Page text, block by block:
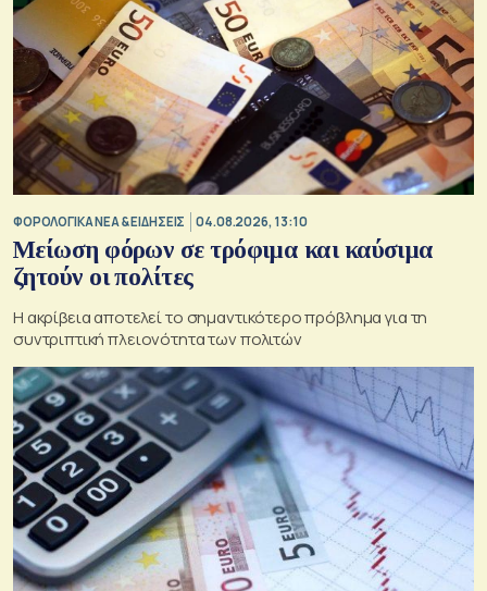
ΦΟΡΟΛΟΓΙΚΑ ΝΕΑ & EΙΔΗΣΕΙΣ 04.08.2026, 13:10
Μείωση φόρων σε τρόφιμα και καύσιμα
ζητούν οι πολίτες
Η ακρίβεια αποτελεί το σημαντικότερο πρόβλημα για τη
συντριπτική πλειονότητα των πολιτών